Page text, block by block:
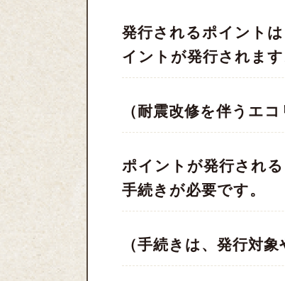
発行されるポイント
イントが発行されます
（耐震改修を伴うエ
ポイントが発行され
手続きが必要です。
（手続きは、発行対